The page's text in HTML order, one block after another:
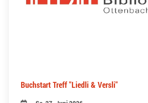
Buchstart Treff "Liedli & Versli"